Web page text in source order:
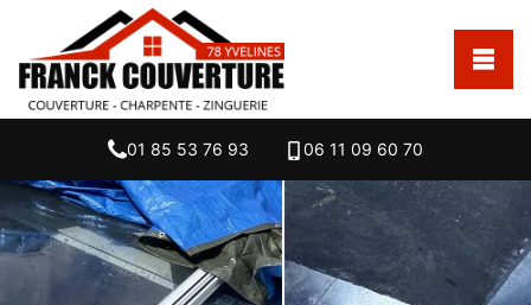
01 85 53 76 93 06 11 09 60 70